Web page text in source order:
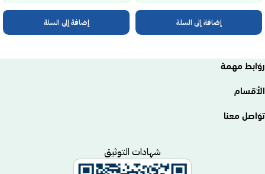
إضافة إلى السلة إضافة إلى السلة
روابط مهمة
الأقسام
تواصل معنا
شهادات التوثيق